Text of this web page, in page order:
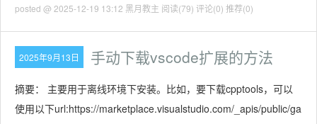
posted @ 2025-12-19 13:12 黑月教主 阅读(79) 评论(0) 推荐(0)
2025年9月13日 手动下载vscode扩展的方法
摘要： 主要用于离线环境下安装。比如，要下载cpptools，可以
使用以下url:https://marketplace.visualstudio.com/_apis/public/ga